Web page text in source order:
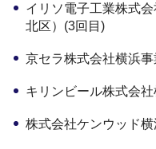
イリソ電子工業株式
北区）(3回目)
京セラ株式会社横浜
キリンビール株式会
株式会社ケンウッド